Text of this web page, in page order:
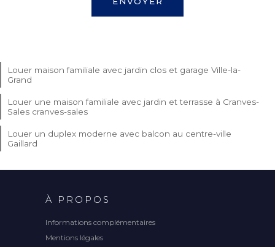
Louer maison familiale avec jardin clos et garage Ville-la-
Grand
Louer une maison familiale avec jardin et terrasse à Cranves-
Sales cranves-sales
Louer un duplex moderne avec balcon au centre-ville
Gaillard
À PROPOS
Informations complémentaires
Mentions légales